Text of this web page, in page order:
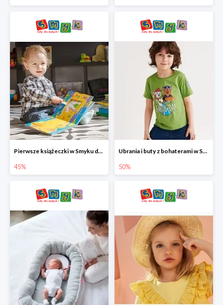
Pierwsze książeczki w Smyku do -45%
45%
Ubrania i buty z bohaterami w Smyku do -50%
50%